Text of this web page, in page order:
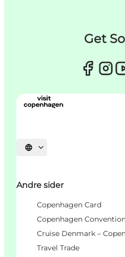
Get
Vælg sprog
Andre sider
Copenhagen Card
Copenhagen
Cruise Denmark –
Travel Trade